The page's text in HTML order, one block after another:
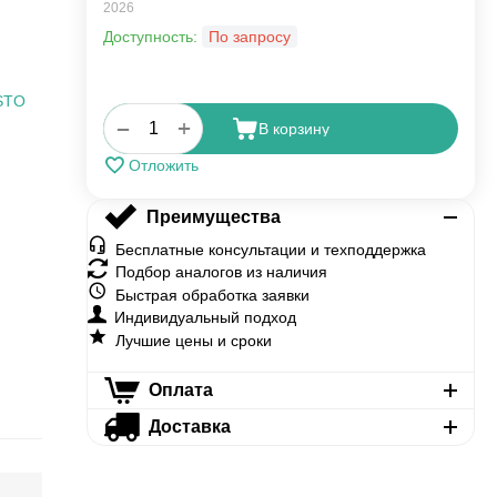
2026
Доступность: По запросу
+
− В корзину
Отложить
Преимущества
Бесплатные консультации и техподдержка
Подбор аналогов из наличия
Быстрая обработка заявки
Индивидуальный подход
Лучшие цены и сроки
Оплата
Доставка